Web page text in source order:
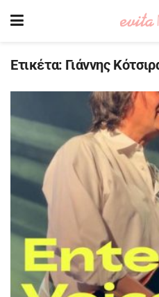
Ετικέτα: Γιάννης